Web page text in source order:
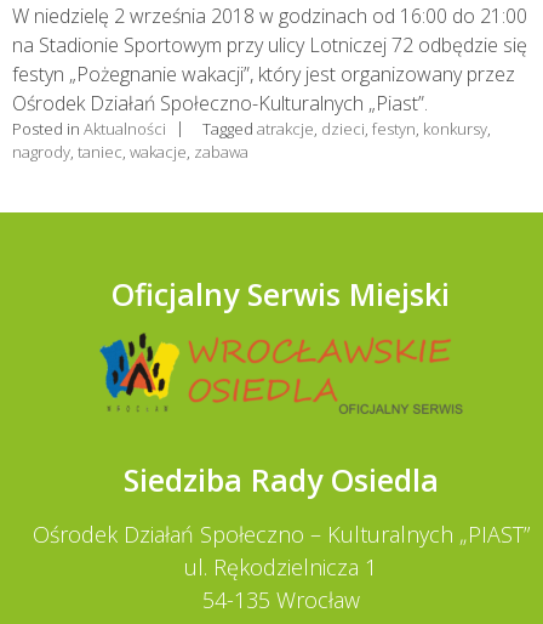
W niedzielę 2 września 2018 w godzinach od 16:00 do 21:00
na Stadionie Sportowym przy ulicy Lotniczej 72 odbędzie się
festyn „Pożegnanie wakacji”, który jest organizowany przez
Ośrodek Działań Społeczno-Kulturalnych „Piast”.
Posted in Aktualności Tagged atrakcje dzieci festyn konkursy
nagrody taniec wakacje zabawa
Oficjalny Serwis Miejski
Siedziba Rady Osiedla
Ośrodek Działań Społeczno – Kulturalnych „PIAST”
ul. Rękodzielnicza 1
54-135 Wrocław